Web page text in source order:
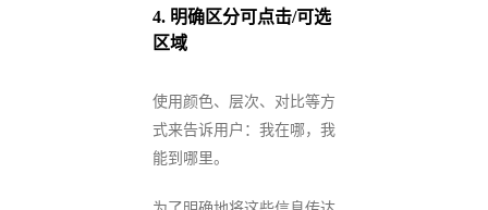
4. 明确区分可点击/可选
区域
使用颜色、层次、对比等方
式来告诉用户：我在哪，我
能到哪里。